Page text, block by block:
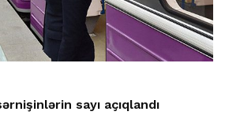
sayı açıqlandı